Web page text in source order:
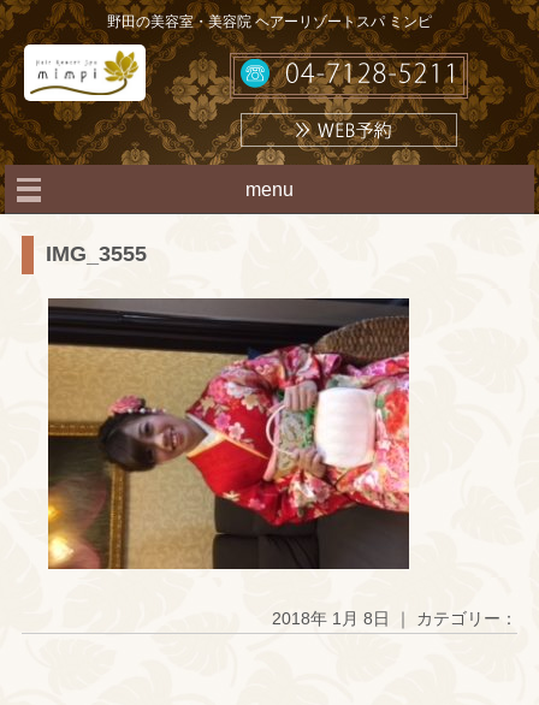
野田の美容室・美容院 ヘアーリゾートスパ ミンピ
menu
IMG_3555
2018年 1月 8日 ｜ カテゴリー：